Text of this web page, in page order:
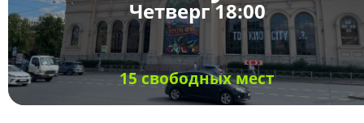
Четверг 18:00
15 свободных мест